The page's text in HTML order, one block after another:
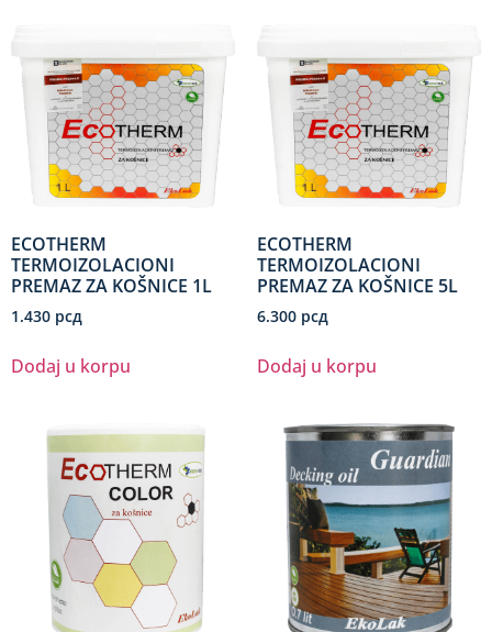
ECOTHERM
TERMOIZOLACIONI
PREMAZ ZA KOŠNICE 1L
1.430 рсд
Dodaj u korpu
ECOTHERM
TERMOIZOLACIONI
PREMAZ ZA KOŠNICE 5L
6.300 рсд
Dodaj u korpu